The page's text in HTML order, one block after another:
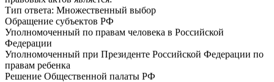
Тип ответа: Множественный выбор
Обращение субъектов РФ
Уполномоченный по правам человека в Российской
Федерации
Уполномоченный при Президенте Российской Федерации по
правам ребенка
Решение Общественной палаты РФ